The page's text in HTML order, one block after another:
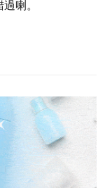
喇。
「9.8」開鑼低至2